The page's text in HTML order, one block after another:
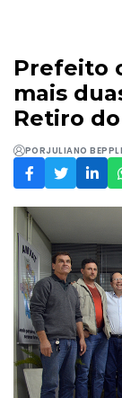
Prefeito
mais
Retiro
PORJULIANO